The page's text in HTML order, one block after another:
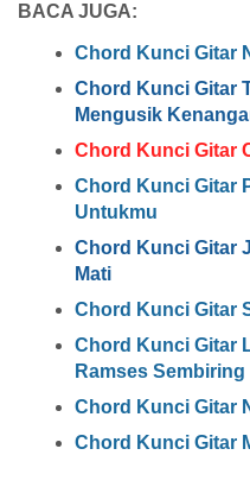
BACA JUGA:
Chord Kunci Gitar
Chord Kunci Gitar
Mengusik
Chord Kunci Gitar
Chord Kunci Gitar
Untukmu
Chord Kunci Gitar
Mati
Chord Kunci Gitar
Chord Kunci Gitar
Ramses Sembiring
Chord Kunci Gitar
Chord Kunci Gitar